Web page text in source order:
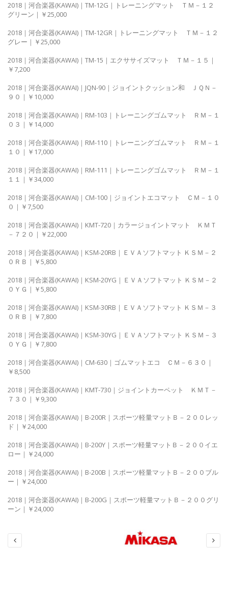
2018｜河合楽器(KAWAI)｜TM-12G｜トレーニングマット ＴＭ－１２
グリーン｜￥25,000
2018｜河合楽器(KAWAI)｜TM-12GR｜トレーニングマット ＴＭ－１２
グレー｜￥25,000
2018｜河合楽器(KAWAI)｜TM-15｜エクササイズマット ＴＭ－１５｜
￥7,200
2018｜河合楽器(KAWAI)｜JQN-90｜ジョイントクッション和 ＪＱＮ－
９０｜￥10,000
2018｜河合楽器(KAWAI)｜RM-103｜トレーニングゴムマット ＲＭ－１
０３｜￥14,000
2018｜河合楽器(KAWAI)｜RM-110｜トレーニングゴムマット ＲＭ－１
１０｜￥17,000
2018｜河合楽器(KAWAI)｜RM-111｜トレーニングゴムマット ＲＭ－１
１１｜￥34,000
2018｜河合楽器(KAWAI)｜CM-100｜ジョイントエコマット ＣＭ－１０
０｜￥7,500
2018｜河合楽器(KAWAI)｜KMT-720｜カラージョイントマット ＫＭＴ
－７２０｜￥22,000
2018｜河合楽器(KAWAI)｜KSM-20RB｜ＥＶＡソフトマット ＫＳＭ－２
０ＲＢ｜￥5,800
2018｜河合楽器(KAWAI)｜KSM-20YG｜ＥＶＡソフトマット ＫＳＭ－２
０ＹＧ｜￥5,800
2018｜河合楽器(KAWAI)｜KSM-30RB｜ＥＶＡソフトマット ＫＳＭ－３
０ＲＢ｜￥7,800
2018｜河合楽器(KAWAI)｜KSM-30YG｜ＥＶＡソフトマット ＫＳＭ－３
０ＹＧ｜￥7,800
2018｜河合楽器(KAWAI)｜CM-630｜ゴムマットエコ ＣＭ－６３０｜
￥8,500
2018｜河合楽器(KAWAI)｜KMT-730｜ジョイントカーペット ＫＭＴ－
７３０｜￥9,300
2018｜河合楽器(KAWAI)｜B-200R｜スポーツ軽量マットＢ－２００レッ
ド｜￥24,000
2018｜河合楽器(KAWAI)｜B-200Y｜スポーツ軽量マットＢ－２００イエ
ロー｜￥24,000
2018｜河合楽器(KAWAI)｜B-200B｜スポーツ軽量マットＢ－２００ブル
ー｜￥24,000
2018｜河合楽器(KAWAI)｜B-200G｜スポーツ軽量マットＢ－２００グリ
ーン｜￥24,000